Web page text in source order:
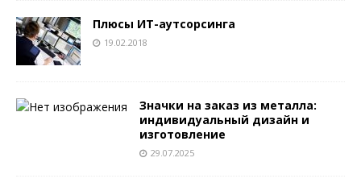
Плюсы ИТ-аутсорсинга
19.02.2018
Значки на заказ из металла:
индивидуальный дизайн и
изготовление
29.07.2025